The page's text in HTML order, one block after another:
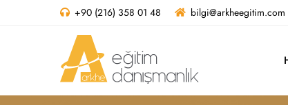
+90 (216) 358 01 48 bilgi@arkheegitim.com